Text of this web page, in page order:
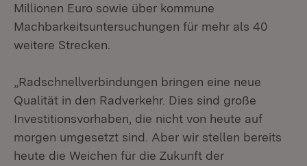
Millionen Euro sowie über kommune
Machbarkeitsuntersuchungen für mehr als 40
weitere Strecken.
„Radschnellverbindungen bringen eine neue
Qualität in den Radverkehr. Dies sind große
Investitionsvorhaben, die nicht von heute auf
morgen umgesetzt sind. Aber wir stellen bereits
heute die Weichen für die Zukunft der